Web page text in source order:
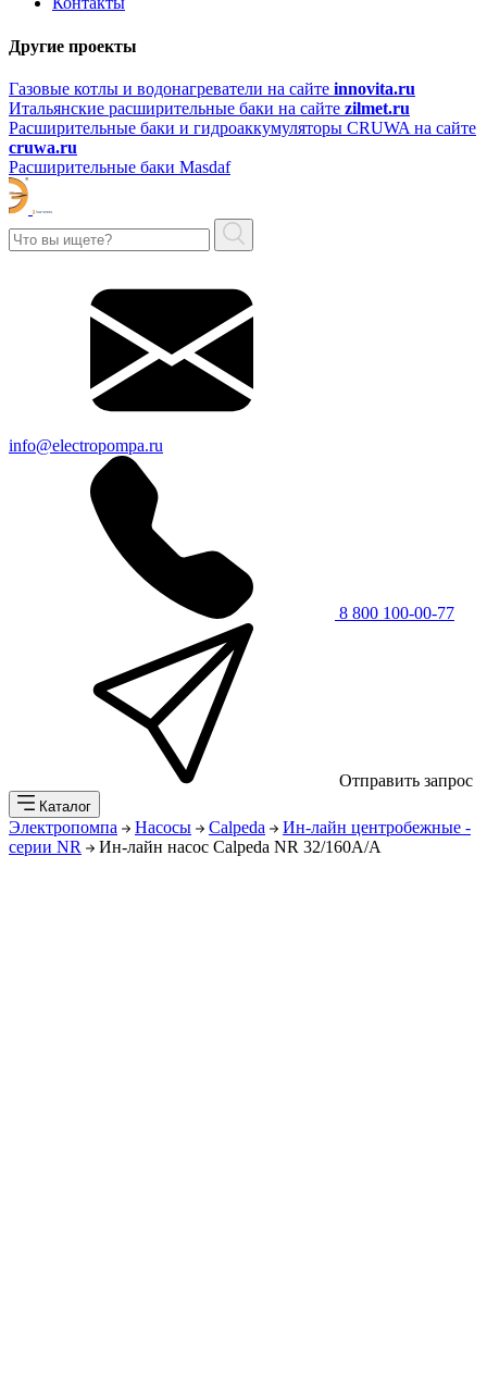
Другие проекты
Газовые котлы и водонагреватели на сайте innovita.ru
Итальянские расширительные баки на сайте zilmet.ru
Расширительные баки и гидроаккумуляторы CRUWA на сайте
cruwa.ru
Расширительные баки Masdaf
info@electropompa.ru
8 800 100-00-77
Отправить запрос
Каталог
Электропомпа Насосы Calpeda
Ин-лайн центробежные -
серии NR
Ин-лайн насос Calpeda NR 32/160A/A